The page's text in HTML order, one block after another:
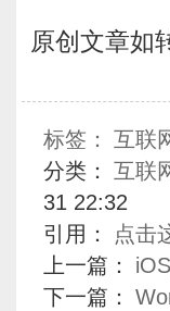
原创文章如
标签： 互联
分类：
互联
31 22:32
引用：
点击
上一篇：
下一篇：